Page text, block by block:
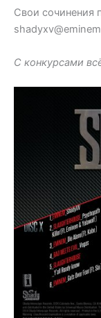
Свои сочинения
С конкурсами